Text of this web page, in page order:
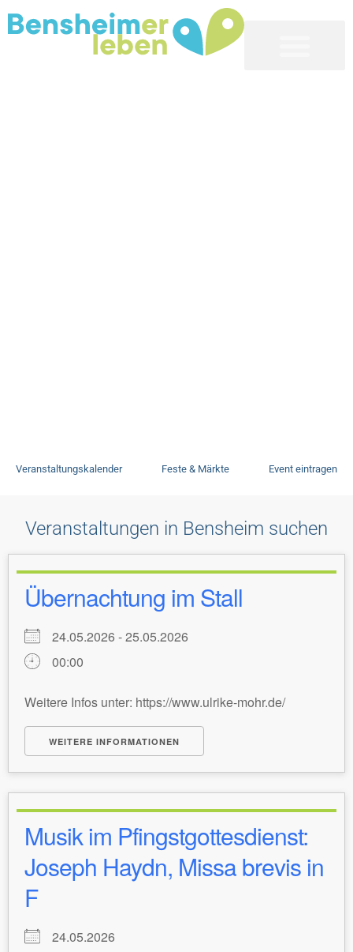
Veranstaltungskalender Feste & Märkte Event eintragen
Veranstaltungen in Bensheim suchen
Übernachtung im Stall
24.05.2026 - 25.05.2026
00:00
Weitere Infos unter: https://www.ulrike-mohr.de/
WEITERE INFORMATIONEN
Musik im Pfingstgottesdienst:
Joseph Haydn, Missa brevis in
F
24.05.2026